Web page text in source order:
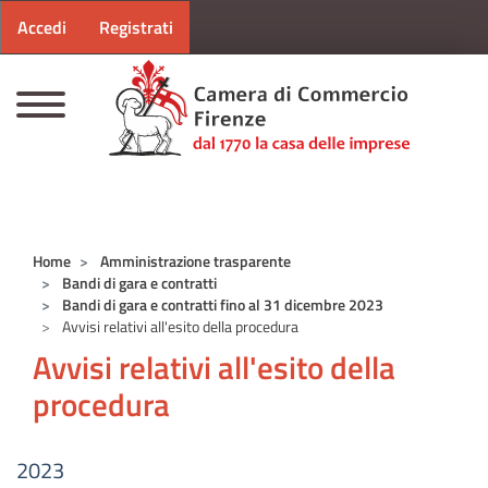
Menu profilo utente
Accedi Registrati
Home
Amministrazione trasparente
Bandi di gara e contratti
Bandi di gara e contratti fino al 31 dicembre 2023
Avvisi relativi all'esito della procedura
Avvisi relativi all'esito della
procedura
2023